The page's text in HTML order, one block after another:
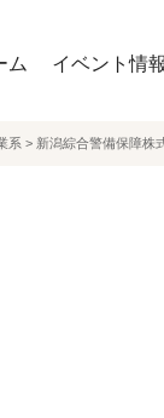
ム イベント情報
系 > 新潟綜合警備保障株